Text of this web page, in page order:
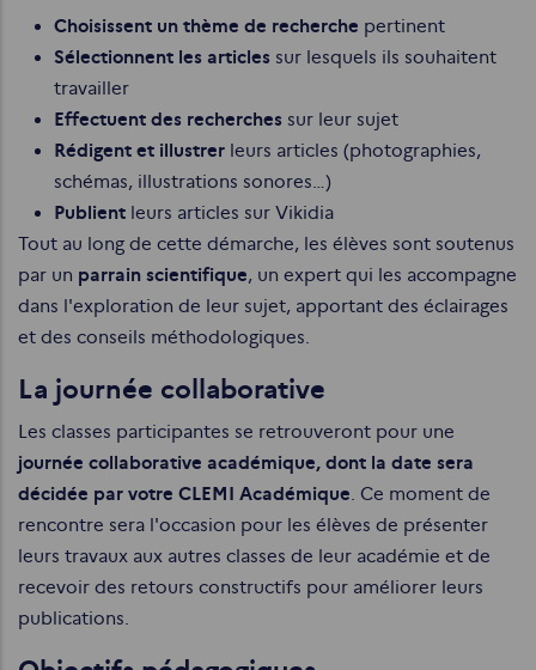
Choisissent un thème de recherche pertinent
Sélectionnent les articles sur lesquels ils souhaitent
travailler
Effectuent des recherches sur leur sujet
Rédigent et illustrer leurs articles (photographies,
schémas, illustrations sonores…)
Publient leurs articles sur Vikidia
Tout au long de cette démarche, les élèves sont soutenus
par un parrain scientifique, un expert qui les accompagne
dans l'exploration de leur sujet, apportant des éclairages
et des conseils méthodologiques.
La journée collaborative
Les classes participantes se retrouveront pour une
journée collaborative académique, dont la date sera
décidée par votre CLEMI Académique. Ce moment de
rencontre sera l'occasion pour les élèves de présenter
leurs travaux aux autres classes de leur académie et de
recevoir des retours constructifs pour améliorer leurs
publications.